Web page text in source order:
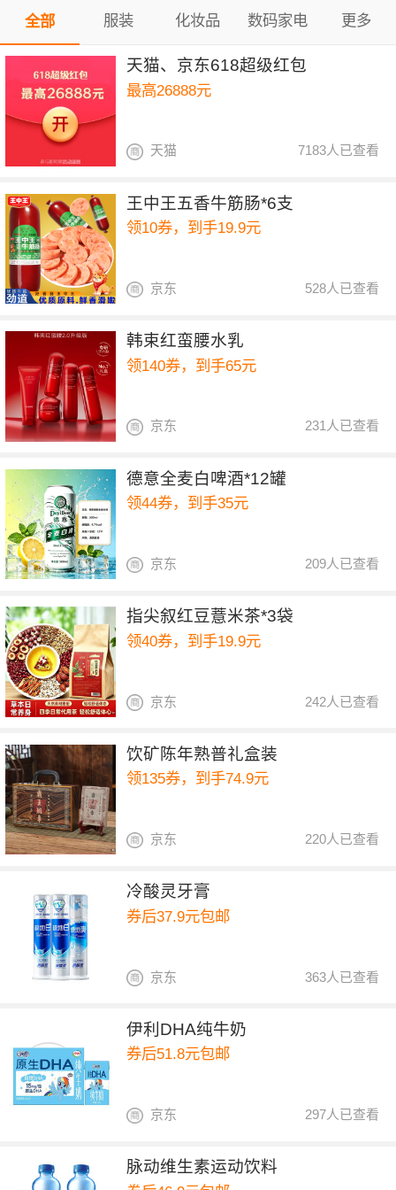
全部 服装 化妆品 数码家电 更多
天猫、京东618超级红包
最高26888元
7183人已查看
天猫
王中王五香牛筋肠*6支
领10券，到手19.9元
528人已查看
京东
韩束红蛮腰水乳
领140券，到手65元
231人已查看
京东
德意全麦白啤酒*12罐
领44券，到手35元
209人已查看
京东
指尖叙红豆薏米茶*3袋
领40券，到手19.9元
242人已查看
京东
饮矿陈年熟普礼盒装
领135券，到手74.9元
220人已查看
京东
冷酸灵牙膏
券后37.9元包邮
363人已查看
京东
伊利DHA纯牛奶
券后51.8元包邮
297人已查看
京东
脉动维生素运动饮料